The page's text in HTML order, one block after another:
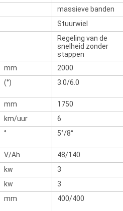
massieve banden
Stuurwiel
Regeling van de
snelheid zonder
stappen
mm
2000
(°) 3.0/6.0
mm
1750
km/uur
6
° 5°/8°
V/Ah
48/140
kw
3
kw
3
mm 400/400